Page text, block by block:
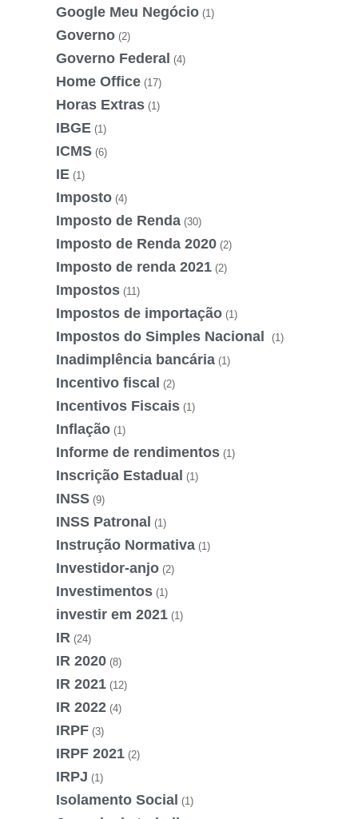
Google Meu Negócio (1)
Governo (2)
Governo Federal (4)
Home Office (17)
Horas Extras (1)
IBGE (1)
ICMS (6)
IE (1)
Imposto (4)
Imposto de Renda (30)
Imposto de Renda 2020 (2)
Imposto de renda 2021 (2)
Impostos (11)
Impostos de importação (1)
Impostos do Simples Nacional (1)
Inadimplência bancária (1)
Incentivo fiscal (2)
Incentivos Fiscais (1)
Inflação (1)
Informe de rendimentos (1)
Inscrição Estadual (1)
INSS (9)
INSS Patronal (1)
Instrução Normativa (1)
Investidor-anjo (2)
Investimentos (1)
investir em 2021 (1)
IR (24)
IR 2020 (8)
IR 2021 (12)
IR 2022 (4)
IRPF (3)
IRPF 2021 (2)
IRPJ (1)
Isolamento Social (1)